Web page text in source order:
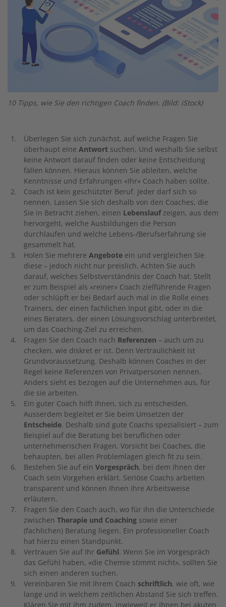
10 Tipps, wie Sie den richtigen Coach finden. (Bild: iStock)
Überlegen Sie sich zunächst, auf welche Fragen Sie
überhaupt eine Antwort suchen. Und weshalb Sie selbst
keine Antwort darauf finden oder keine Entscheidung
fällen können. Hieraus können Sie ableiten, welche
Kenntnisse und Erfahrungen «Ihr» Coach haben sollte.
Coach ist kein geschützter Beruf. Jeder darf sich so
nennen. Lassen Sie sich deshalb von den Coaches, die
Sie in Betracht ziehen, einen Lebenslaufzeigen, aus dem
hervorgeht, welche Ausbildungen die Person
durchlaufen und welche Lebens-/Berufserfahrung sie
gesammelt hat.
Holen Sie mehrere Angebote ein und vergleichen Sie
diese – jedoch nicht nur preislich. Achten Sie auch
darauf, welches Selbstverständnis der Coach hat. Stellt
er zum Beispiel als «reiner» Coach zielführende Fragen
oder schlüpft er bei Bedarf auch mal in die Rolle eines
Trainers, der einen fachlichen Input gibt, oder in die
eines Beraters, der einen Lösungsvorschlag unterbreitet,
um das Coaching-Ziel zu erreichen.
Fragen Sie den Coach nach Referenzen – auch um zu
checken, wie diskret er ist. Denn Vertraulichkeit ist
Grundvoraussetzung. Deshalb können Coaches in der
Regel keine Referenzen von Privatpersonen nennen.
Anders sieht es bezogen auf die Unternehmen aus, für
die sie arbeiten.
Ein guter Coach hilft Ihnen, sich zu entscheiden.
Ausserdem begleitet er Sie beim Umsetzen der
Entscheide. Deshalb sind gute Coachs spezialisiert – zum
Beispiel auf die Beratung bei beruflichen oder
unternehmerischen Fragen. Vorsicht bei Coaches, die
behaupten, bei allen Problemlagen gleich fit zu sein.
Bestehen Sie auf ein Vorgespräch, bei dem Ihnen der
Coach sein Vorgehen erklärt. Seriöse Coachs arbeiten
transparent und können Ihnen ihre Arbeitsweise
erläutern.
Fragen Sie den Coach auch, wo für ihn die Unterschiede
zwischen Therapie und Coaching sowie einer
(fachlichen) Beratung liegen. Ein professioneller Coach
hat hierzu einen Standpunkt.
Vertrauen Sie auf Ihr Gefühl. Wenn Sie im Vorgespräch
das Gefühl haben, «die Chemie stimmt nicht», sollten Sie
sich einen anderen suchen.
Vereinbaren Sie mit Ihrem Coach schriftlich, wie oft, wie
lange und in welchem zeitlichen Abstand Sie sich treffen.
Klären Sie mit ihm zudem, inwieweit er Ihnen bei akuten